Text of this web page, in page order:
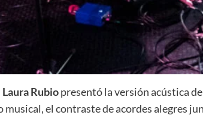
Laura Rubiopresentó la versión acústica de
musical, el contraste de acordes alegres